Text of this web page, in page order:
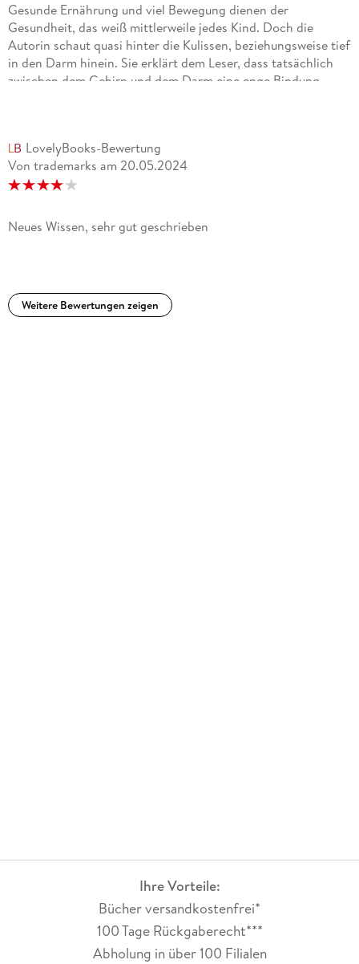
Gesunde Ernährung und viel Bewegung dienen der
Gesundheit, das weiß mittlerweile jedes Kind. Doch die
Autorin schaut quasi hinter die Kulissen, beziehungsweise tief
in den Darm hinein. Sie erklärt dem Leser, dass tatsächlich
zwischen dem Gehirn und dem Darm eine enge Bindung
positiv beeinflussen können.Doch man sollte schon ein
großes Interesse an Medizin, Biologie und Chemie
mitbringen, denn die Erläuterungen gehen in die
begründen.Kein Buch für zwischendurch, aber für Betroffene
eine empfehlenswerte Lektüre.
LovelyBooks-Bewertung
Von trademarks am 20.05.2024
Neues Wissen, sehr gut geschrieben
Weitere Bewertungen zeigen
Ihre Vorteile:
Bücher versandkostenfrei*
100 Tage Rückgaberecht***
Abholung in über 100 Filialen